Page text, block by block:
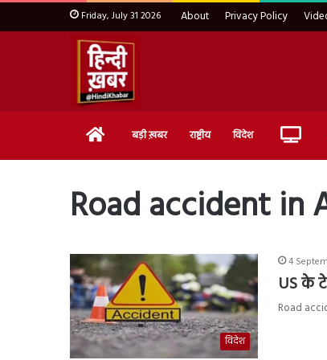
Friday, July 31 2026 About Privacy Policy
Home बड़ी ख़बर राष्ट्रीय विदेश Live
Road accident in
विदेश
4
US के
Road